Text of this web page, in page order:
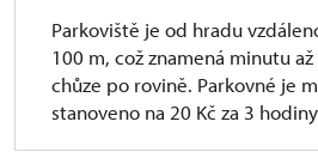
Parkoviště je od hradu
100 m, což znamená minutu
chůze po rovině. Parkovné je
stanoveno na 20 Kč za 3